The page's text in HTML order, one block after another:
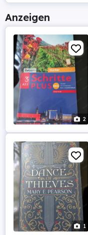
Anzeigen
2
1